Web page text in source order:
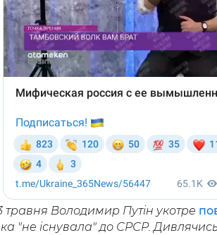
травня Володимир Путін укотре
"не існувала" до СРСР.